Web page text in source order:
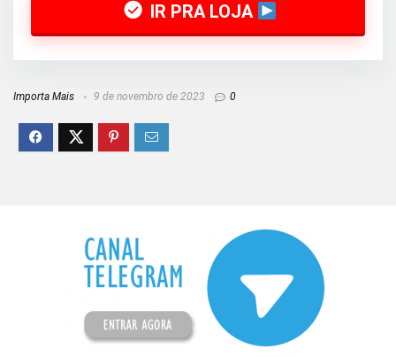
IR PRA LOJA
Importa Mais 9 de novembro de 2023 0